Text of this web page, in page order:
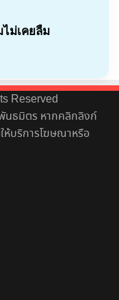
ม่เคยลืม
Reserved
นธมิตร หากคลิกลิงก์
ห้บริการโฆษณาหรือ